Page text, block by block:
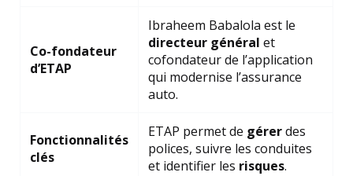
Co-fondateur
d’ETAP
Ibraheem Babalola est le
directeur général et
cofondateur de l’application
qui modernise l’assurance
auto.
Fonctionnalités
clés
ETAP permet de gérerdes
polices, suivre les conduites
et identifier les risques.